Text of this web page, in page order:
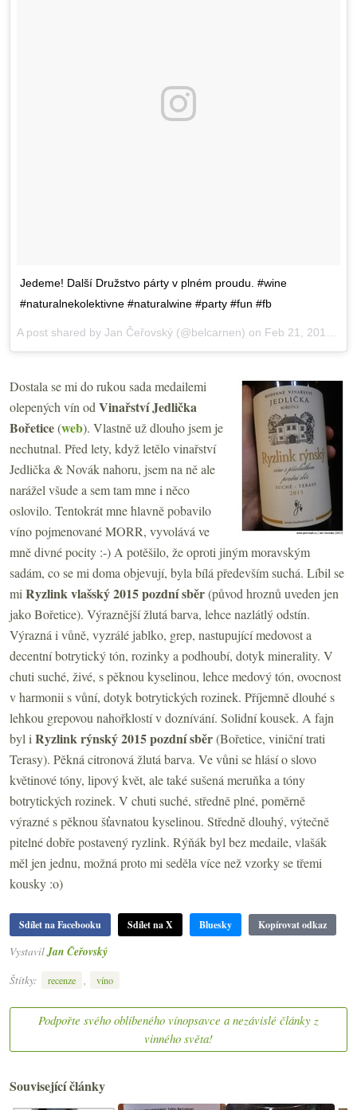
Jedeme! Další Družstvo párty v plném proudu. #wine
#naturalnekolektivne #naturalwine #party #fun #fb
A post shared by Jan Čeřovský (@belcarnen) on Feb 21, 2017 at 10:54am PST
Dostala se mi do rukou sada medailemi
olepených vín od Vinařství Jedlička
Bořetice(web). Vlastně už dlouho jsem je
nechutnal. Před lety, když letělo vinařství
Jedlička & Novák nahoru, jsem na ně ale
narážel všude a sem tam mne i něco
oslovilo. Tentokrát mne hlavně pobavilo
víno pojmenované MORR, vyvolává ve
mně divné pocity :-) A potěšilo, že oproti jiným moravským
sadám, co se mi doma objevují, byla bílá především suchá. Líbil se
mi Ryzlink vlašský 2015 pozdní sběr(původ hroznů uveden jen
jako Bořetice). Výraznější žlutá barva, lehce nazlátlý odstín.
Výrazná i vůně, vyzrálé jablko, grep, nastupující medovost a
decentní botrytický tón, rozinky a podhoubí, dotyk minerality. V
chuti suché, živé, s pěknou kyselinou, lehce medový tón, ovocnost
v harmonii s vůní, dotyk botrytických rozinek. Příjemně dlouhé s
lehkou grepovou nahořklostí v doznívání. Solidní kousek. A fajn
byl i Ryzlink rýnský 2015 pozdní sběr(Bořetice, viniční trati
Terasy). Pěkná citronová žlutá barva. Ve vůni se hlásí o slovo
květinové tóny, lipový květ, ale také sušená meruňka a tóny
botrytických rozinek. V chuti suché, středně plné, poměrně
výrazné s pěknou šťavnatou kyselinou. Středně dlouhý, výtečně
pitelné dobře postavený ryzlink. Rýňák byl bez medaile, vlašák
měl jen jednu, možná proto mi seděla více než vzorky se třemi
kousky :o)
Sdílet na Facebooku Sdílet na X Bluesky Kopírovat odkaz
Vystavil Jan Čeřovský
Štítky:
recenze , víno
Podpořte svého oblíbeného vínopsavce a nezávislé články z
vinného světa!
Související články